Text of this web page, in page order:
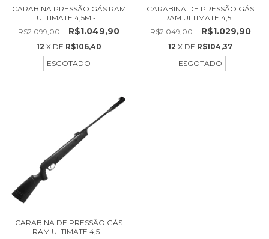
CARABINA PRESSÃO GÁS RAM
ULTIMATE 4,5M -...
R$2.099,00
R$1.049,90
12 X DE R$106,40
ESGOTADO
CARABINA DE PRESSÃO GÁS
RAM ULTIMATE 4,5...
R$2.049,00
R$1.029,90
12 X DE R$104,37
ESGOTADO
CARABINA DE PRESSÃO GÁS
RAM ULTIMATE 4,5...